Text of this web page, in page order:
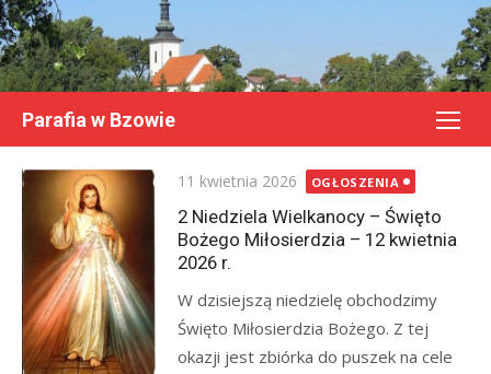
Skip
to
content
Parafia w Bzowie
Posted
on
11 kwietnia 2026 OGŁOSZENIA
2 Niedziela Wielkanocy – Święto
Bożego Miłosierdzia – 12 kwietnia
2026 r.
W dzisiejszą niedzielę obchodzimy
Święto Miłosierdzia Bożego. Z tej
okazji jest zbiórka do puszek na cele